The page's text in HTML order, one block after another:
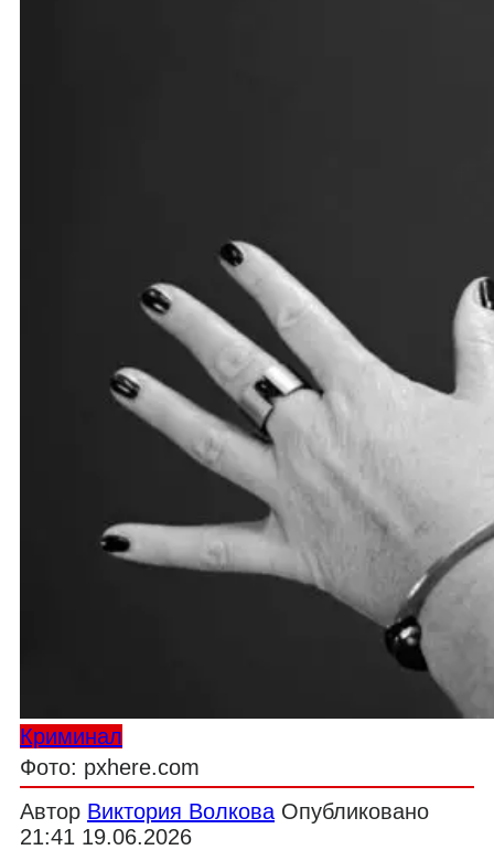
Криминал
Фото: pxhere.com
Автор Виктория Волкова Опубликовано
21:41 19.06.2026